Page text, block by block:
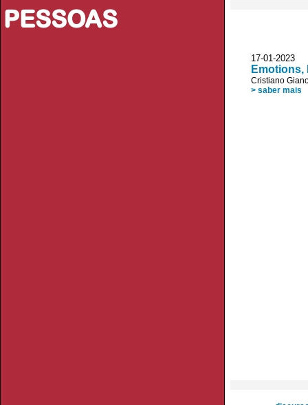
PESSOAS
17-01-
Emotions,
Cristiano
> saber mais